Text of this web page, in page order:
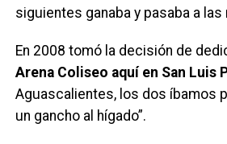
siguientes ganaba y pasaba a las
En 2008 tomó la decisión de
Arena Coliseo aquí en San
Aguascalientes, los dos íbamos
un gancho al hígado”.